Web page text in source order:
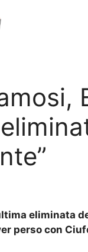
eliminata
perso con